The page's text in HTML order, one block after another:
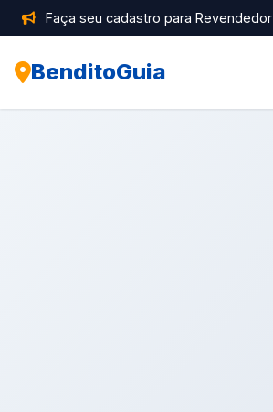
Faça seu cadastro para Revendedor
BenditoGuia